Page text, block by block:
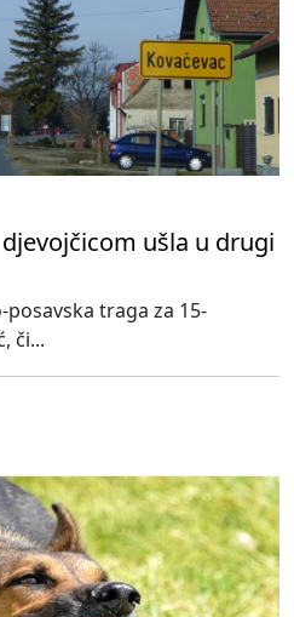
ušla u drugi
traga za 15-
či...